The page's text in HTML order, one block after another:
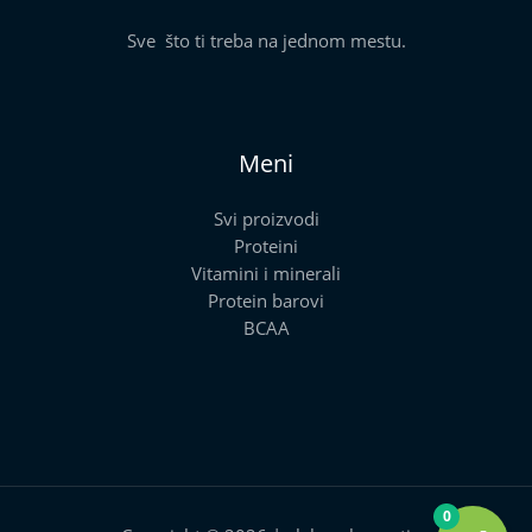
Sve što ti treba na jednom mestu.
Meni
Svi proizvodi
Proteini
Vitamini i minerali
Protein barovi
BCAA
0